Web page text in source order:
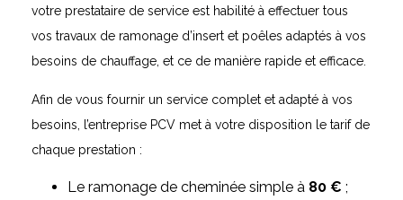
votre prestataire de service est habilité à effectuer tous
vos travaux de ramonage d’insert et poêles adaptés à vos
besoins de chauffage, et ce de manière rapide et efficace.
Afin de vous fournir un service complet et adapté à vos
besoins, l’entreprise PCV met à votre disposition le tarif de
chaque prestation :
Le ramonage de cheminée simple à 80 € ;